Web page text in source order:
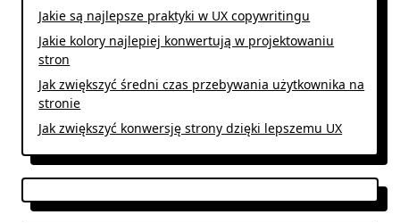
Jakie są najlepsze praktyki w UX copywritingu
Jakie kolory najlepiej konwertują w projektowaniu
stron
Jak zwiększyć średni czas przebywania użytkownika na
stronie
Jak zwiększyć konwersję strony dzięki lepszemu UX